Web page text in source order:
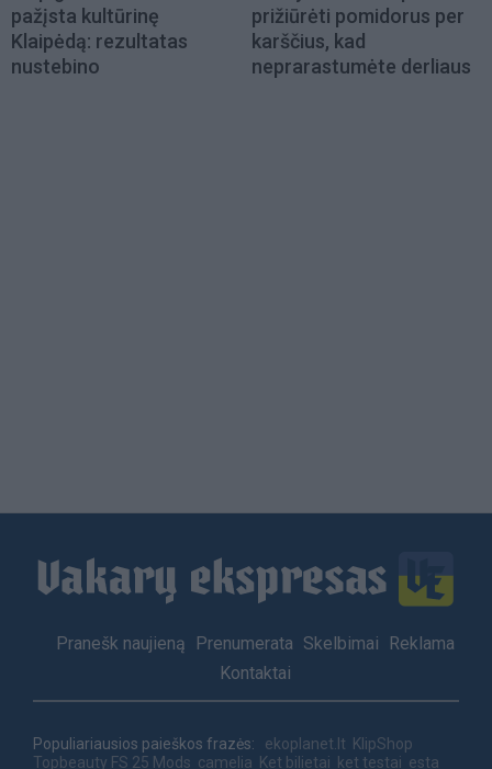
pažįsta kultūrinę
Klaipėdą: rezultatas
nustebino
prižiūrėti pomidorus per
karščius, kad
neprarastumėte derliaus
Footer
Pranešk naujieną Prenumerata Skelbimai
Reklama
Kontaktai
Populiariausios paieškos frazės: ekoplanet.lt KlipShop
Topbeauty FS 25 Mods camelia Ket bilietai ket testai esta